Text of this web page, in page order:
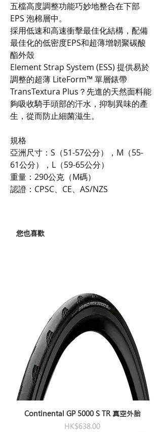
五檔高度調整功能巧妙地整合在下部
EPS 泡棉層中。
採用低速和高速衝擊最佳化結構，配備
最佳化的低密度EPS和超薄增韌聚碳酸
酯外殼
Element Strap System (ESS) 提供易於
調整的超薄 LiteForm™ 單層錶帶
TransTextura Plus？先進的天然面料能
夠吸收騎手頭部的汗水，抑制異味的產
生，從而防止細菌滋生。
規格
亞洲尺寸：S（51-57公分），M（55-
61公分），L（59-65公分）
重量：290公克（M碼）
認證：CPSC、CE、AS/NZS
您也喜歡
Continental GP 5000 S TR 真空外胎
價格
HK$638.00